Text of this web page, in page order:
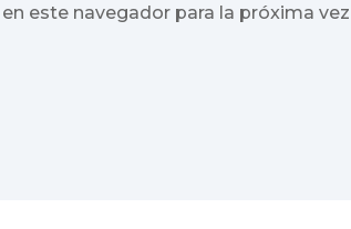
este navegador para la próxima